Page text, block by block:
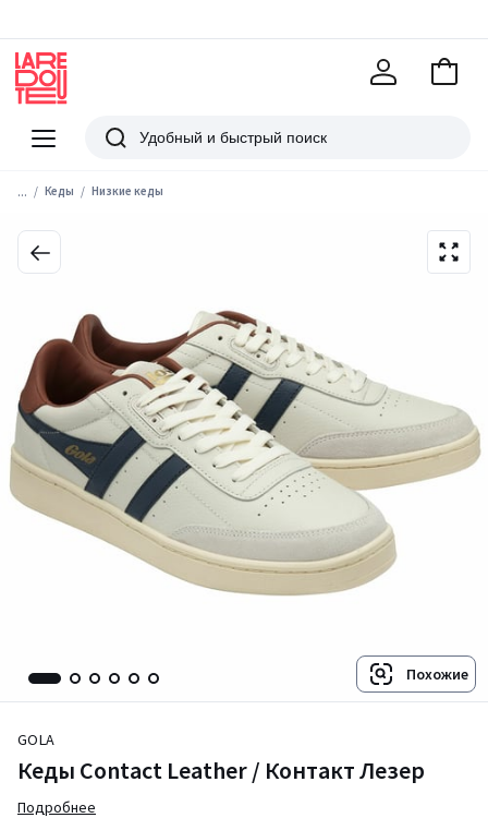
Меню
Redoute
Поиск
В
... Кеды Низкие кеды
Похожие
GOLA
Кеды Contact Leather / Контакт Лезер
Подробнее